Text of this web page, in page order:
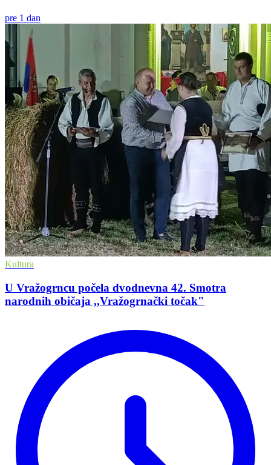
pre 1 dan
Kultura
U Vražogrncu počela dvodnevna 42. Smotra
narodnih običaja ,,Vražogrnački točak"